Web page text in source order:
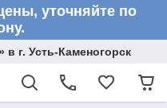
уточняйте по
г. Усть-Каменогорск